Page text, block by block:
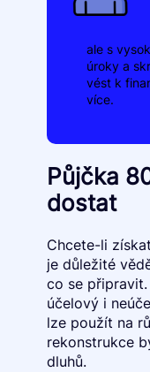
ale s
úroky a
vést k
více.
Půjčka
dostat
Chcete-li
je důležité
co se
účelový i
lze použít na
rekonstrukce
dluhů.